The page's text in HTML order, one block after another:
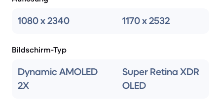
1080 x 2340 1170 x 2532
Bildschirm-Typ
Dynamic AMOLED
2X
Super Retina XDR
OLED